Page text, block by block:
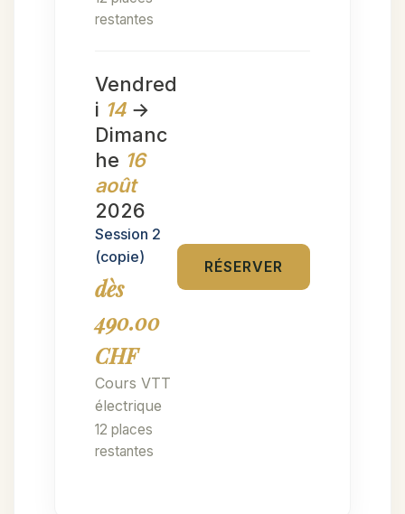
restantes
Vendred
i 14→
Dimanc
he 16
août
2026
Session 2
(copie)
dès
490.00
CHF
Cours VTT
électrique
12 places
restantes
RÉSERVER